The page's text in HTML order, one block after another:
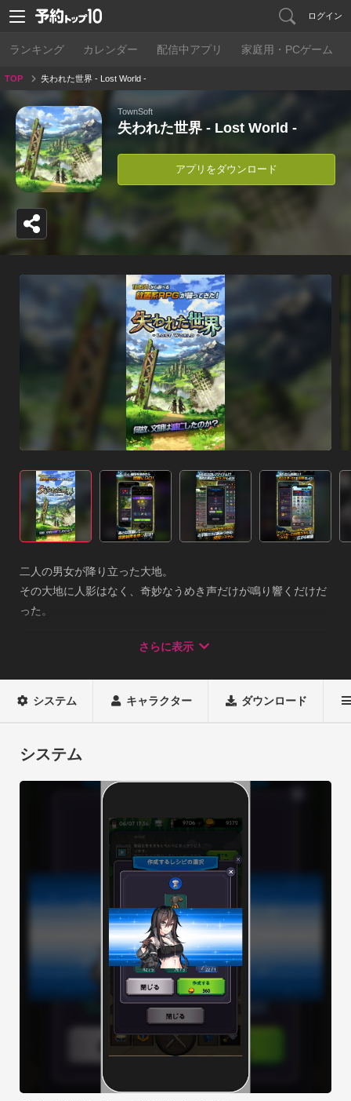
ログイン
ランキング カレンダー 配信中アプリ 家庭用・PCゲーム
TOP 失われた世界 - Lost World -
TownSoft
失われた世界 - Lost World -
アプリをダウンロード
二人の男女が降り立った大地。
その大地に人影はなく、奇妙なうめき声だけが鳴り響くだけだ
った。
この二人はなぜこの大地に降り立ったのだろうか？
謎に包まれながら物語は進んでいく・・・。
---
で、レベルアップや素材集めなどは指示をして放置しておくこ
とで勝手に素材を集めてきてくれます。
仲間に入れたモンスターや素材をうまく使って冒険を楽しんで
また、本ゲームでは探索(放置)して手に入れたものを加工して
探索に必要なものを作っていくことができます。
ゲーム内で手に入れた「素材」と探索して得た「お金」を使っ
て武器や防具を作って、より強いパーティーを作って下さい。
さらに表示
システム キャラクター ダウンロード
システム